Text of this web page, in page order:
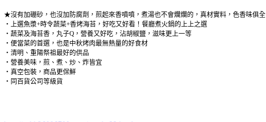
★沒有加硼砂，也沒加防腐劑，煎起來香噴噴，煮湯也不會爛爛的，真材實料，色香味俱全
‧上選魚漿+時令蔬菜+香烤海苔，好吃又好看！餐廳煮火鍋的上上之選
‧蔬菜及海苔香，丸子Q，營養又好吃，沾胡椒鹽，滋味更上一等
‧便當菜的首選，也是中秋烤肉最無熱量的好食材
‧清明、重陽祭祖最好的供品
‧營養美味，煎、煮、炒、炸皆宜
‧真空包裝，商品更保鮮
‧同百貨公司等級貨